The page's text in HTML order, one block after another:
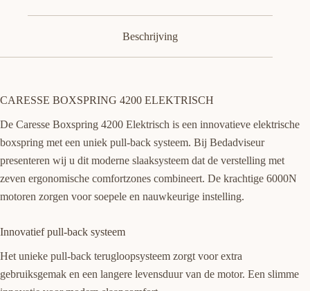
Beschrijving
CARESSE BOXSPRING 4200 ELEKTRISCH
De Caresse Boxspring 4200 Elektrisch is een innovatieve elektrische
boxspring met een uniek pull-back systeem. Bij Bedadviseur
presenteren wij u dit moderne slaaksysteem dat de verstelling met
zeven ergonomische comfortzones combineert. De krachtige 6000N
motoren zorgen voor soepele en nauwkeurige instelling.
Innovatief pull-back systeem
Het unieke pull-back terugloopsysteem zorgt voor extra
gebruiksgemak en een langere levensduur van de motor. Een slimme